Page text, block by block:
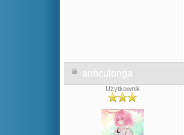
anhculonga
Użytkownik